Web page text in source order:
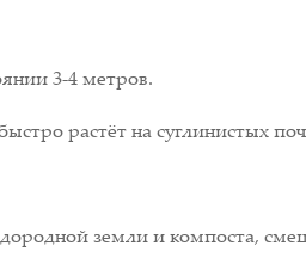
3-4 метров.
растёт на суглинистых
земли и компоста,